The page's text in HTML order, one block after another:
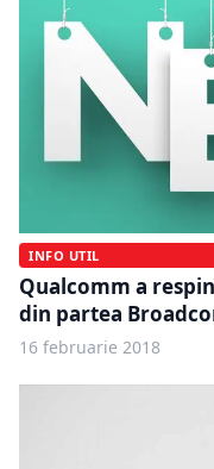
INFO UTIL
Qualcomm a
din partea
16 februarie 2018